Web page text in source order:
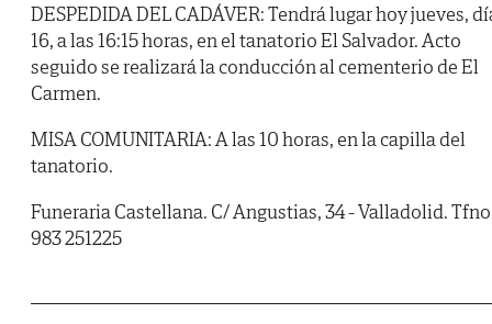
DESPEDIDA DEL CADÁVER: Tendrá lugar hoy jueves,
16, a las 16:15 horas, en el tanatorio El Salvador. Acto
seguido se realizará la conducción al cementerio de El
Carmen.
MISA COMUNITARIA: A las 10 horas, en la capilla del
tanatorio.
Funeraria Castellana. C/ Angustias, 34 - Valladolid.
983 251225